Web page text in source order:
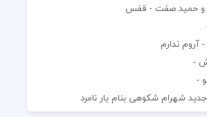
و حمید صفت - قفس
ندارم
-
-
شهرام شکوهی بنام یار نامرد